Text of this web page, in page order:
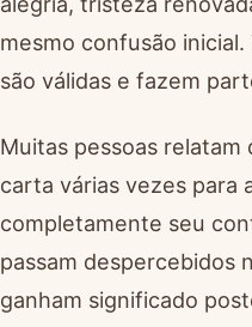
mesmo confusão
são válidas e fazem
Muitas pessoas relatam
carta várias vezes para
completamente seu
passam despercebidos
ganham significado